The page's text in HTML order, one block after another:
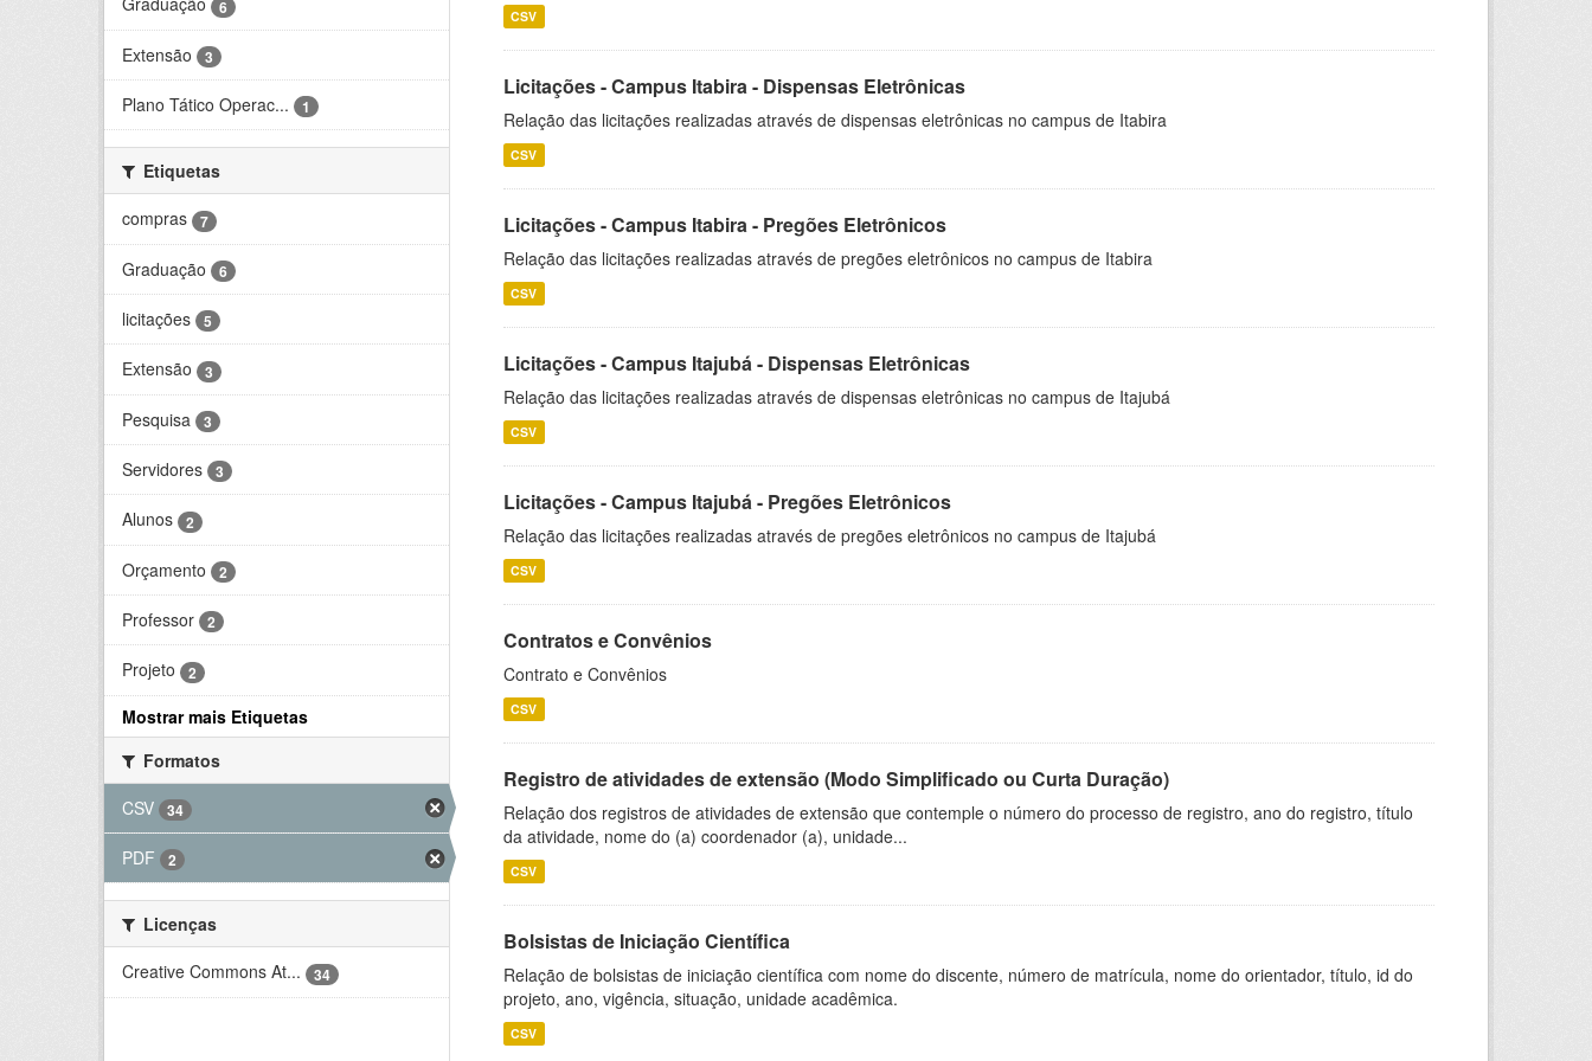
6
Extensão 3
Plano Tático Operac... 1
Etiquetas
compras
7
Graduação 6
licitações 5
Extensão 3
Pesquisa 3
Servidores 3
Alunos 2
Orçamento 2
Professor 2
Projeto 2
Mostrar mais Etiquetas
Formatos
CSV
34
PDF 2
Licenças
Creative Commons At...
34
CSV
Licitações - Campus Itabira - Dispensas Eletrônicas
Relação das licitações realizadas através de dispensas eletrônicas no campus de Itabira
CSV
Licitações - Campus Itabira - Pregões Eletrônicos
Relação das licitações realizadas através de pregões eletrônicos no campus de Itabira
CSV
Licitações - Campus Itajubá - Dispensas Eletrônicas
Relação das licitações realizadas através de dispensas eletrônicas no campus de Itajubá
CSV
Licitações - Campus Itajubá - Pregões Eletrônicos
Relação das licitações realizadas através de pregões eletrônicos no campus de Itajubá
CSV
Contratos e Convênios
Contrato e Convênios
CSV
Registro de atividades de extensão (Modo Simplificado ou Curta Duração)
Relação dos registros de atividades de extensão que contemple o número do processo de registro, ano do registro, título
da atividade, nome do (a) coordenador (a), unidade...
CSV
Bolsistas de Iniciação Científica
Relação de bolsistas de iniciação científica com nome do discente, número de matrícula, nome do orientador, título, id do
projeto, ano, vigência, situação, unidade acadêmica.
CSV